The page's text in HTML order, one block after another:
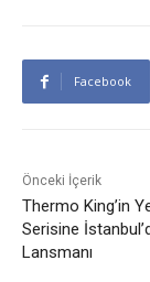
Facebook
Önceki İçerik
Thermo King’in
Serisine
Lansmanı